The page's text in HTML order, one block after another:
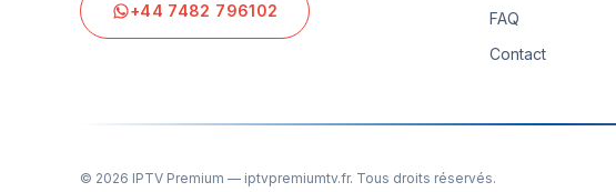
+44 7482 796102
FAQ
Contact
© 2026 IPTV Premium — iptvpremiumtv.fr. Tous droits réservés.